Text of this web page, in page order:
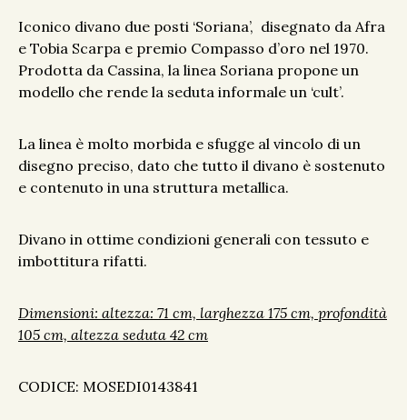
Iconico divano due posti ‘Soriana’, disegnato da Afra
e Tobia Scarpa e premio Compasso d’oro nel 1970.
Prodotta da Cassina, la linea Soriana propone un
modello che rende la seduta informale un ‘cult’.
La linea è molto morbida e sfugge al vincolo di un
disegno preciso, dato che tutto il divano è sostenuto
e contenuto in una struttura metallica.
Divano in ottime condizioni generali con tessuto e
imbottitura rifatti.
Dimensioni: altezza: 71 cm, larghezza 175 cm, profondità
105 cm, altezza seduta 42 cm
CODICE: MOSEDI0143841